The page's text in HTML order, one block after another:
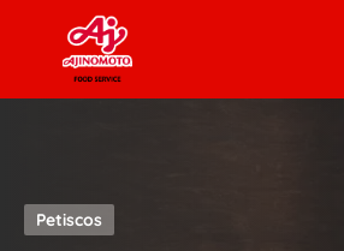
Skip to content
Petiscos